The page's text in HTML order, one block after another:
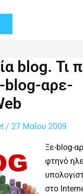
blog. Τι
blog-αρε-
/ 27 Μαΐου 2009
Ξε-blog-
φτηνό
στο